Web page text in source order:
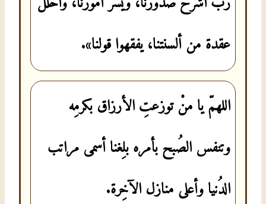
عقدة من ألسنتنا، يفقهوا قولنا».
اللهمّ يا منْ توزعتِ الأرزاق بكرمِه
وتنفس الصُبح بأمره بلِغنا أسمى مراتب
الدُنيا وأعلى منازل الآخِرة.